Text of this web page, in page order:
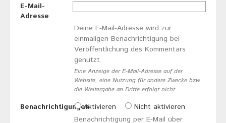
E-Mail-
Adresse
Deine E-Mail-Adresse wird zur
einmaligen Benachrichtigung bei
Veröffentlichung des Kommentars
genutzt.
Eine Anzeige der E-Mail-Adresse auf der
Website, eine Nutzung für andere Zwecke bzw.
die Weitergabe an Dritte erfolgt nicht.
BenachrichtigungenAktivieren
Nicht aktivieren
Benachrichtigung per E-Mail über